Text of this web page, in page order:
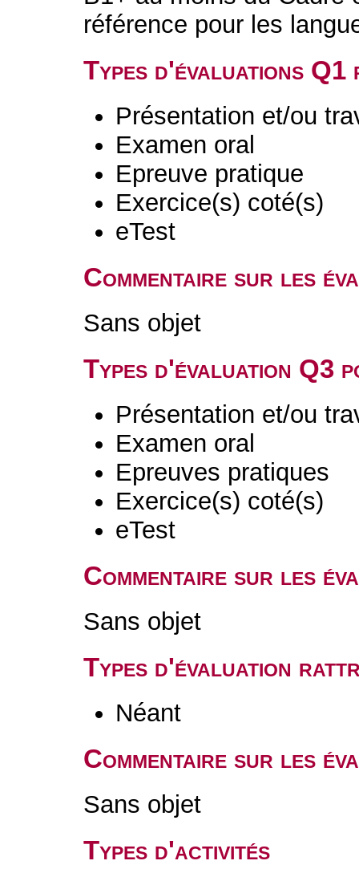
référence pour les
Types d'évaluations
Présentation et/ou
Examen oral
Epreuve pratique
Exercice(s) coté(s)
eTest
Commentaire sur les
Sans objet
Types d'évaluation Q3
Présentation et/ou
Examen oral
Epreuves pratiques
Exercice(s) coté(s)
eTest
Commentaire sur les
Sans objet
Types d'évaluation
Néant
Commentaire sur les
Sans objet
Types d'activités